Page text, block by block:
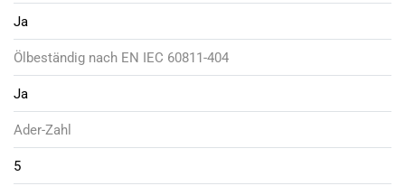
Ja
Ölbeständig nach EN IEC 60811-404
Ja
Ader-Zahl
5